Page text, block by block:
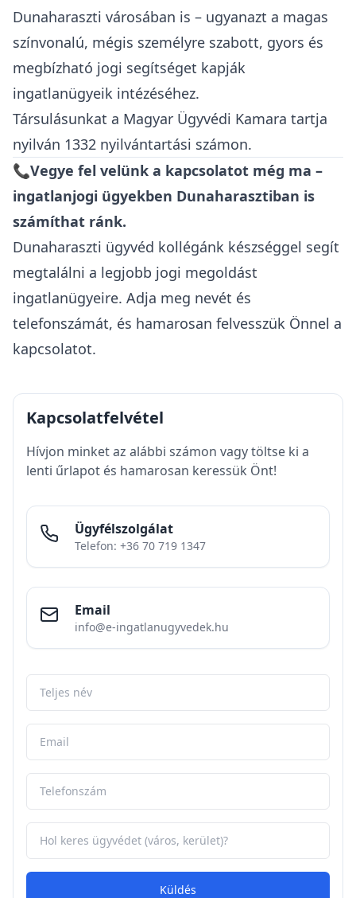
Dunaharaszti városában is – ugyanazt a magas
színvonalú, mégis személyre szabott, gyors és
megbízható jogi segítséget kapják
ingatlanügyeik intézéséhez.
Társulásunkat a Magyar Ügyvédi Kamara tartja
nyilván 1332 nyilvántartási számon.
📞Vegye fel velünk a kapcsolatot még ma –
ingatlanjogi ügyekben Dunaharasztiban is
számíthat ránk.
Dunaharaszti ügyvéd kollégánk készséggel segít
megtalálni a legjobb jogi megoldást
ingatlanügyeire. Adja meg nevét és
telefonszámát, és hamarosan felvesszük Önnel a
kapcsolatot.
Kapcsolatfelvétel
Hívjon minket az alábbi számon vagy töltse ki a
lenti űrlapot és hamarosan keressük Önt!
Ügyfélszolgálat
Telefon: +36 70 719 1347
Email
info@e-ingatlanugyvedek.hu
Küldés